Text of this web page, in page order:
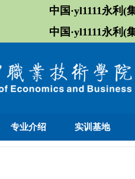
中国·yl1111永利(
中国·yl1111永利(
专业介绍 实训基地